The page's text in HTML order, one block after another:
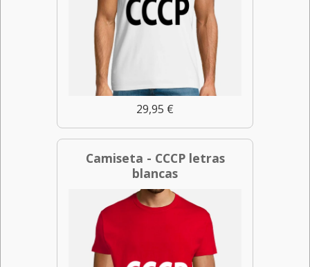
29,95 €
Camiseta - CCCP letras
blancas